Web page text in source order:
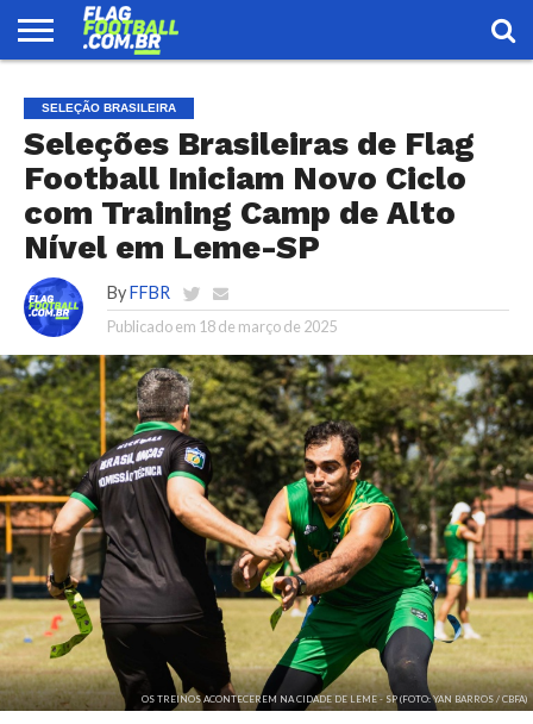
FOOTBALL
ENCONTRE
UMA
EQUIPE
SELEÇÃO
BRASILEIRA
LOJA
SELEÇÃO BRASILEIRA
Seleções Brasileiras de Flag
Football Iniciam Novo Ciclo
com Training Camp de Alto
Nível em Leme-SP
By FFBR
Publicado em 18 de março de 2025
OS TREINOS ACONTECEREM NA CIDADE DE LEME - SP (FOTO: YAN BARROS / CBFA)